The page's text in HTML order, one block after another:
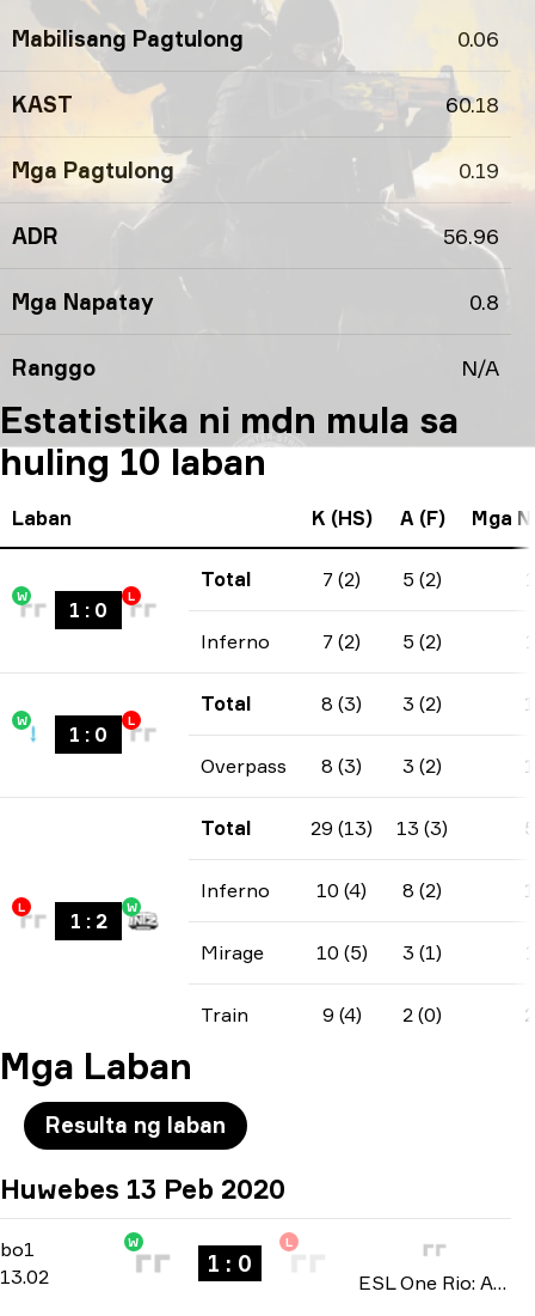
Mabilisang Pagtulong 0.06
KAST 60.18
Mga Pagtulong 0.19
ADR 56.96
Mga Napatay 0.8
Ranggo N/A
Estatistika ni mdn mula sa
huling 10 laban
Laban K (HS) A (F) Mga
W
1 : 0
L
Total 7 (2) 5 (2)
Inferno 7 (2) 5 (2)
W
1 : 0
L
Total 8 (3) 3 (2)
Overpass 8 (3) 3 (2)
L
1 : 2
W
Total 29 (13) 13 (3)
Inferno 10 (4) 8 (2)
Mirage 10 (5) 3 (1)
Train 9 (4) 2 (0)
Mga Laban
Resulta ng laban
Huwebes 13 Peb 2020
bo1 North America Open Qualifier 4
13.02
W
1 : 0
L
ESL One Rio: Americas Minor Championship 2020